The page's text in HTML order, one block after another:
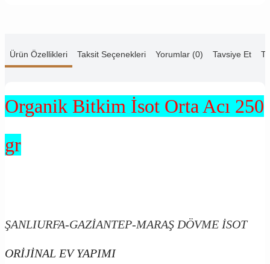
Ürün Özellikleri Taksit Seçenekleri Yorumlar (0) Tavsiye Et
Organik Bitkim İsot Orta Acı 250
gr
ŞANLIURFA-GAZİANTEP-MARAŞ DÖVME İSOT
ORİJİNAL EV YAPIMI